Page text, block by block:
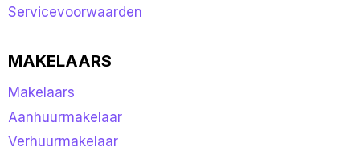
Servicevoorwaarden
MAKELAARS
Makelaars
Aanhuurmakelaar
Verhuurmakelaar